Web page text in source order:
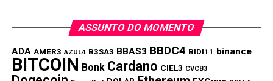
ASSUNTO DO MOMENTO
ADA AMER3 AZUL4 B3SA3 BBAS3 BBDC4 BIDI11 binance
BITCOIN Bonk Cardano CIEL3 CVCB3